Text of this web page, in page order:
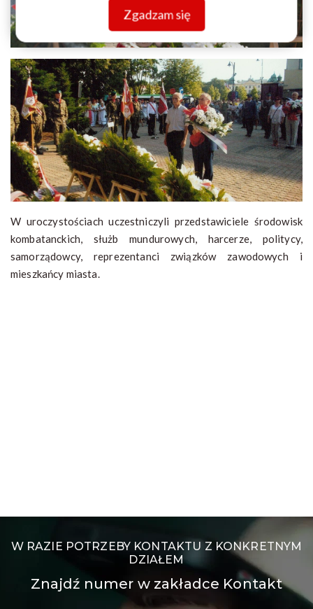
Zgadzam się
W uroczystościach uczestniczyli przedstawiciele środowisk
kombatanckich, służb mundurowych, harcerze, politycy,
samorządowcy, reprezentanci związków zawodowych i
mieszkańcy miasta.
W RAZIE POTRZEBY KONTAKTU Z KONKRETNYM
DZIAŁEM
Znajdź numer w zakładce Kontakt